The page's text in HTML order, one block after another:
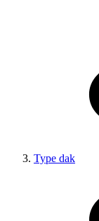
Type dak